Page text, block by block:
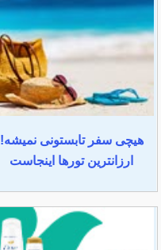
هیچی سفر تابستونی نمیشه!
ارزانترین تورها اینجاست